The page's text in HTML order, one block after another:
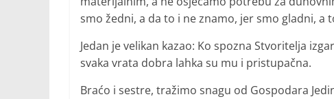
smo žedni, a da to i ne znamo, jer smo gladni, a
Jedan je velikan kazao: Ko spozna Stvoritelja
svaka vrata dobra lahka su mu i pristupačna.
Braćo i sestre, tražimo snagu od Gospodara